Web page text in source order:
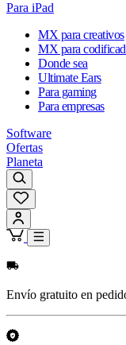
Para iPad
MX para creativos
MX para
Donde sea
Ultimate Ears
Para gaming
Para empresas
Software
Ofertas
Planeta
Envío gratuito en